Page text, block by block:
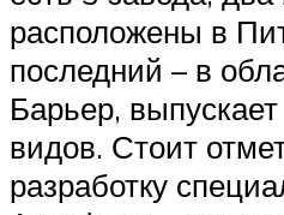
расположены в
последний – в
Барьер,
видов. Стоит
разработку